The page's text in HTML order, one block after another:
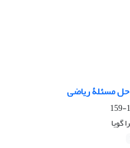
حل مسئلۀ ریاضی
گویا